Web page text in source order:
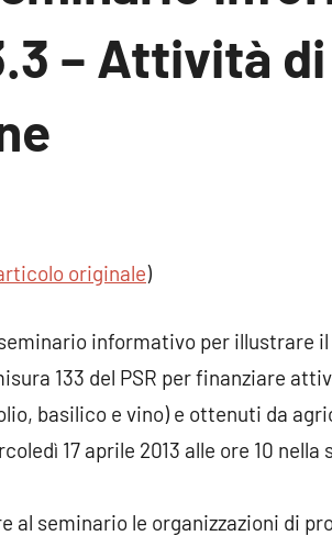
– Attività
originale)
informativo per illustrare
133 del PSR per finanziare
basilico e vino) e ottenuti da
17 aprile 2013 alle ore 10
al seminario le organizzazioni di